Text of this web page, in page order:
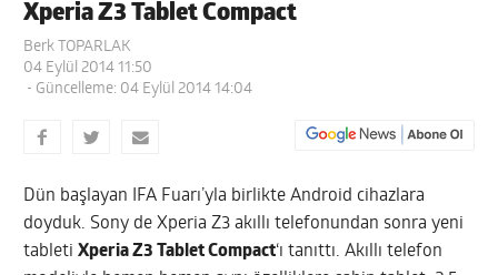
Xperia Z3 Tablet Compact
Berk TOPARLAK
04 Eylül 2014 11:50
- Güncelleme: 04 Eylül 2014 14:04
Dün başlayan IFA Fuarı’yla birlikte Android cihazlara
doyduk. Sony de Xperia Z3 akıllı telefonundan sonra yeni
tabletiXperia Z3 Tablet Compact‘ı tanıttı. Akıllı telefon